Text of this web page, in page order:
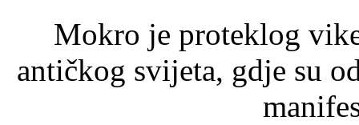
Mokro je proteklog
antičkog svijeta, gdje su